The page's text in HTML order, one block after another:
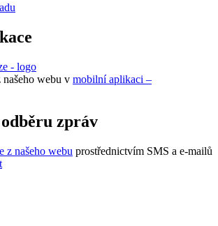
našeho webu v mobilní aplikaci –
zpráv
z našeho webu prostřednictvím SMS a e-mailů